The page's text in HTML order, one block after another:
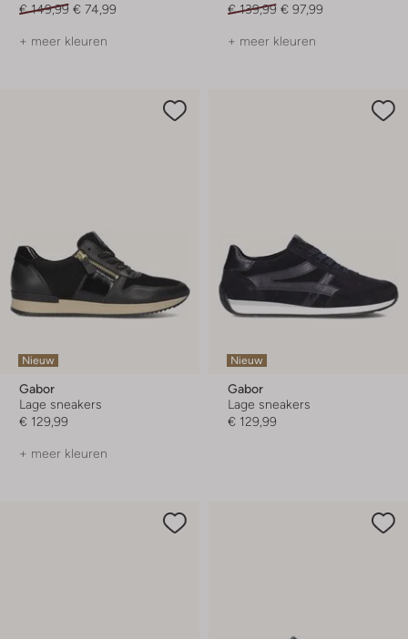
€ 149,99 € 74,99
+ meer kleuren
€ 139,99 € 97,99
+ meer kleuren
Nieuw
Gabor
Lage sneakers
€ 129,99
+ meer kleuren
Nieuw
Gabor
Lage sneakers
€ 129,99